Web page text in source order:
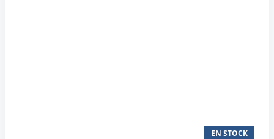
EN STOCK